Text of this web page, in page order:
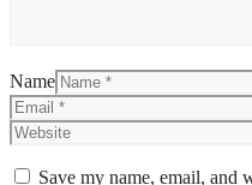
Name
Save my name, email, and